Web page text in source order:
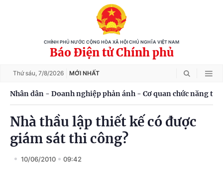
CHÍNH PHỦ NƯỚC CỘNG HÒA XÃ HỘI CHỦ NGHĨA VIỆT NAM
Báo Điện tử Chính phủ
Thứ sáu, 7/8/2026 MỚI NHẤT
Nhân dân - Doanh nghiệp phản ánh - Cơ quan chức năng trả
Nhà thầu lập thiết kế có được
giám sát thi công?
10/06/2010 09:42